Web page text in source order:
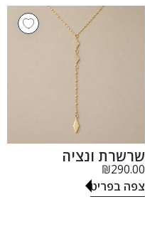
שרשרת ונציה
₪290.00
צפה בפריט